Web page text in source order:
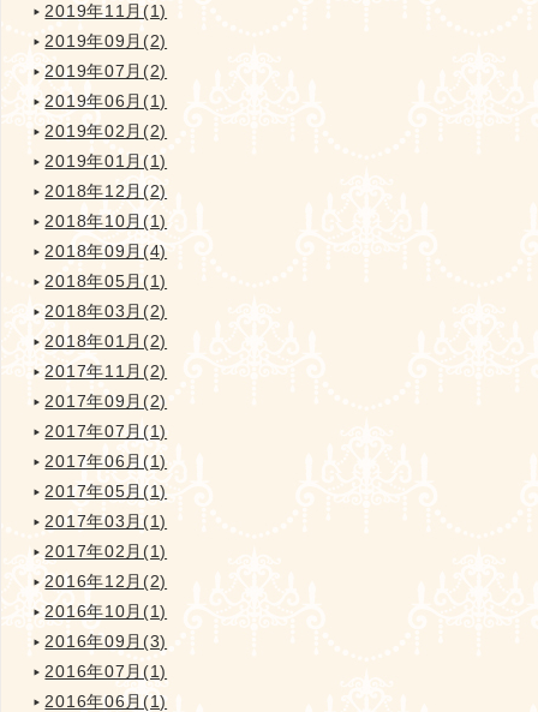
2019年11月(1)
2019年09月(2)
2019年07月(2)
2019年06月(1)
2019年02月(2)
2019年01月(1)
2018年12月(2)
2018年10月(1)
2018年09月(4)
2018年05月(1)
2018年03月(2)
2018年01月(2)
2017年11月(2)
2017年09月(2)
2017年07月(1)
2017年06月(1)
2017年05月(1)
2017年03月(1)
2017年02月(1)
2016年12月(2)
2016年10月(1)
2016年09月(3)
2016年07月(1)
2016年06月(1)